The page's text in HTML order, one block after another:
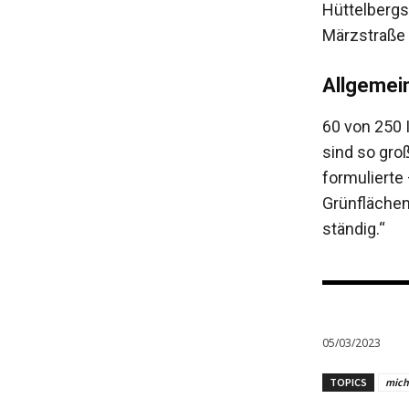
Märzstraße
60 von 250
sind so
formulierte
ständig.“
05/03/2023
TOPICS